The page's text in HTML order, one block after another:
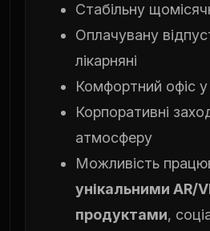
Стабільну
Оплачувану
лікарняні
Комфортний офіс у
Корпоративні
атмосферу
Можливість
унікальними AR/
продуктами,